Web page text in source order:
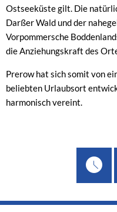
Ostseeküste gilt. Die
Darßer Wald und der
Vorpommersche
die Anziehungskraft des
Prerow hat sich somit von
beliebten Urlaubsort
harmonisch vereint.